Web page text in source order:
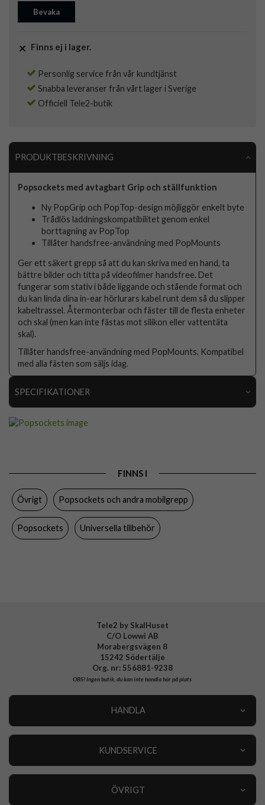
Bevaka
Finns ej i lager.
Personlig service från vår kundtjänst
Snabba leveranser från vårt lager i Sverige
Officiell Tele2-butik
PRODUKTBESKRIVNING
Popsockets med avtagbart Grip och ställfunktion
Ny PopGrip och PopTop-design möjliggör enkelt byte
Trådlös laddningskompatibilitet genom enkel
borttagning av PopTop
Tillåter handsfree-användning med PopMounts
Ger ett säkert grepp så att du kan skriva med en hand, ta
bättre bilder och titta på videofilmer handsfree. Det
fungerar som stativ i både liggande och stående format och
du kan linda dina in-ear hörlurars kabel runt dem så du slipper
kabeltrassel. Återmonterbar och fäster till de flesta enheter
och skal (men kan inte fästas mot silikon eller vattentäta
skal).
Tillåter handsfree-användning med PopMounts. Kompatibel
med alla fästen som säljs idag.
SPECIFIKATIONER
Material
Varumärke
Tillverkarens art nr
FINNS I
Övrigt Popsockets och andra mobilgrepp
Popsockets Universella tillbehör
Tele2 by SkalHuset
C/O Lowwi AB
Morabergsvägen 8
15242 Södertälje
Org. nr: 556881-9238
OBS!Ingen butik, du kan inte handla här på plats
HANDLA
KUNDSERVICE
ÖVRIGT